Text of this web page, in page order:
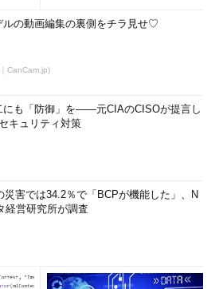
ルの動画編集の裏側をチラ見せ♡
CanCam.jp)
にも「防御」を――元CIAのCISOが提言し
キュリティ対策
災害では34.2％で「BCPが機能した」、N
経営研究所が調査